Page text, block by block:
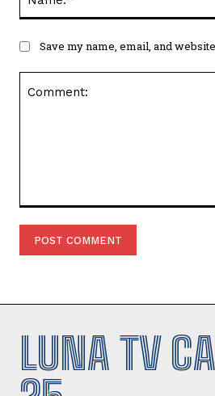
Save my name, email, and
LUNA TV